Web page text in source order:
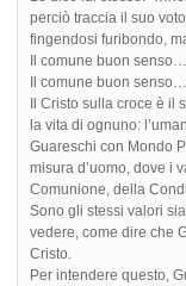
perciò traccia il suo
fingendosi furibondo,
Il comune buon
Il comune buon
Il Cristo sulla croce è il
la vita di ognuno:
Guareschi con Mondo
misura d’uomo, dove i
Comunione, della
Sono gli stessi valori
vedere, come dire che
Cristo.
Per intendere questo,